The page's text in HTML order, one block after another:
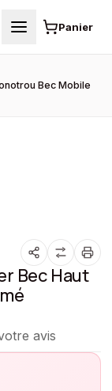
Panier
Bec Mobile
Bec Haut
avis